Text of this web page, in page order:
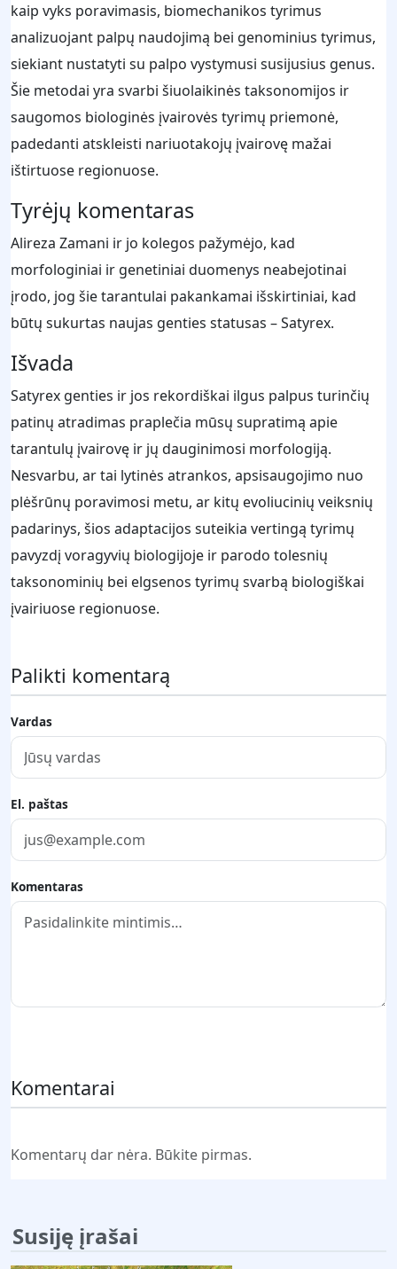
kaip vyks poravimasis, biomechanikos tyrimus
analizuojant palpų naudojimą bei genominius tyrimus,
siekiant nustatyti su palpo vystymusi susijusius genus.
Šie metodai yra svarbi šiuolaikinės taksonomijos ir
saugomos biologinės įvairovės tyrimų priemonė,
padedanti atskleisti nariuotakojų įvairovę mažai
ištirtuose regionuose.
Tyrėjų komentaras
Alireza Zamani ir jo kolegos pažymėjo, kad
morfologiniai ir genetiniai duomenys neabejotinai
įrodo, jog šie tarantulai pakankamai išskirtiniai, kad
būtų sukurtas naujas genties statusas – Satyrex.
Išvada
Satyrex genties ir jos rekordiškai ilgus palpus turinčių
patinų atradimas praplečia mūsų supratimą apie
tarantulų įvairovę ir jų dauginimosi morfologiją.
Nesvarbu, ar tai lytinės atrankos, apsisaugojimo nuo
plėšrūnų poravimosi metu, ar kitų evoliucinių veiksnių
padarinys, šios adaptacijos suteikia vertingą tyrimų
pavyzdį voragyvių biologijoje ir parodo tolesnių
taksonominių bei elgsenos tyrimų svarbą biologiškai
įvairiuose regionuose.
Palikti komentarą
Vardas
El. paštas
Komentaras
Komentarai
Komentarų dar nėra. Būkite pirmas.
Susiję įrašai